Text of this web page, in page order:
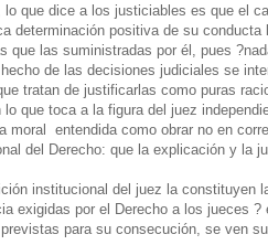
que dice a los justiciables es que el
determinación positiva de su conducta
que las suministradas por él, pues
de las decisiones judiciales se
tratan de justificarlas como puras
que toca a la figura del juez
moral entendida como obrar no en
del Derecho: que la explicación y la
institucional del juez la constituyen
exigidas por el Derecho a los jueces
para su consecución, se ven